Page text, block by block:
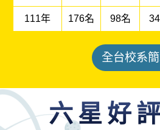
111年 176名 98名
全台校系
六星好